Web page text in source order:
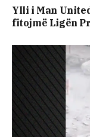
Ylli i Man
fitojmë Ligën